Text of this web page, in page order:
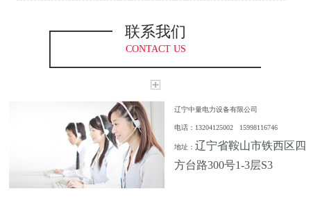
联系我们
CONTACT US
辽宁中量电力设备有限公司
电话：13204125002 15998116746
地址： 辽宁省鞍山市铁西区四
方台路300号1-3层S3